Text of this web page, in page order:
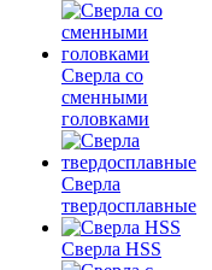
Сверла со
сменными
головками
Сверла
твердосплавные
Сверла HSS